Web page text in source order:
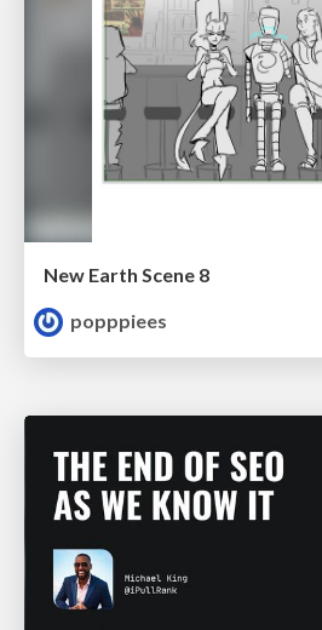
New Earth Scene 8
popppiees